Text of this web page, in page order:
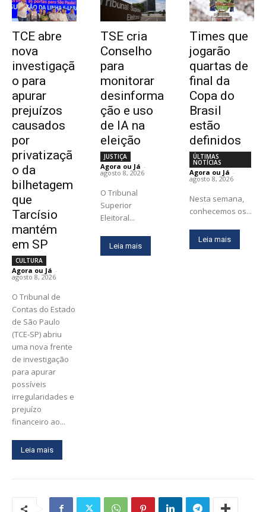
TCE abre
nova
investigaçã
o para
apurar
prejuízos
causados
por
privatizaçã
o da
bilhetagem
que
Tarcísio
mantém
em SP
CULTURA
Agora ou Já -
agosto 8, 2026
O Tribunal de
Contas do Estado
de São Paulo
(TCE-SP) abriu
uma nova frente
de investigação
para apurar
possíveis
irregularidades e
prejuízo
financeiro ao...
Leia mais
TSE cria
Conselho
para
monitorar
desinforma
ção e uso
de IA na
eleição
JUSTIÇA
Agora ou Já -
agosto 8, 2026
O Tribunal
Superior
Eleitoral...
Leia mais
Times que
jogarão
quartas de
final da
Copa do
Brasil
estão
definidos
ÚLTIMAS
NOTÍCIAS
Agora ou Já -
agosto 8, 2026
Nesta semana,
conhecemos os...
Leia mais